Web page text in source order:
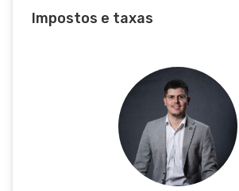
Impostos e taxas